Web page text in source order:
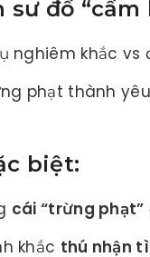
sư đồ
nghiêm khắc
phạt thành
biệt:
cái “trừng phạt”
khắc thú nhận